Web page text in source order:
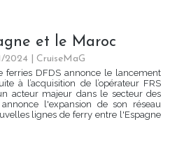
et le Maroc
2024
CruiseMaG
ferries DFDS annonce le lancement
à l’acquisition de l’opérateur FRS
acteur majeur dans le secteur des
l'expansion de son réseau
lignes de ferry entre l'Espagne